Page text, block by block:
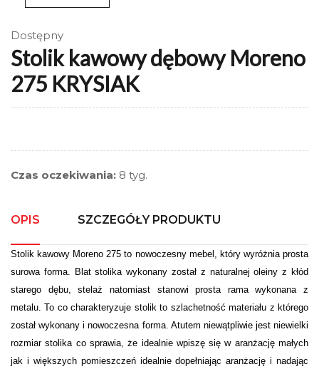
Dostępny
Stolik kawowy dębowy Moreno
275 KRYSIAK
Czas oczekiwania: 8 tyg.
OPIS SZCZEGÓŁY PRODUKTU
Stolik kawowy Moreno 275 to nowoczesny mebel, który wyróżnia prosta
surowa forma. Blat stolika wykonany został z naturalnej oleiny z kłód
starego dębu, stelaż natomiast stanowi prosta rama wykonana z
metalu. To co charakteryzuje stolik to szlachetność materiału z którego
został wykonany i nowoczesna forma. Atutem niewątpliwie jest niewielki
rozmiar stolika co sprawia, że idealnie wpiszę się w aranżację małych
jak i większych pomieszczeń idealnie dopełniając aranżację i nadając